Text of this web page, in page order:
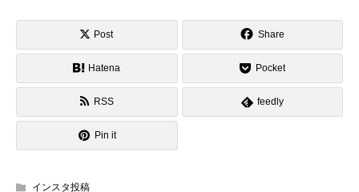
Post Share
Hatena Pocket
RSS feedly
Pin it
インスタ投稿